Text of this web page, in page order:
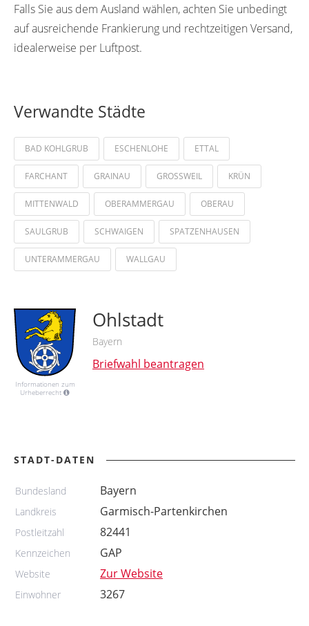
Falls Sie aus dem Ausland wählen, achten Sie unbedingt
auf ausreichende Frankierung und rechtzeitigen Versand,
idealerweise per Luftpost.
Verwandte Städte
BAD KOHLGRUB ESCHENLOHE ETTAL
FARCHANT GRAINAU GROSSWEIL KRÜN
MITTENWALD OBERAMMERGAU OBERAU
SAULGRUB SCHWAIGEN SPATZENHAUSEN
UNTERAMMERGAU WALLGAU
Informationen zum
Urheberrecht
Ohlstadt
Bayern
Briefwahl beantragen
STADT-DATEN
Bundesland Bayern
Landkreis Garmisch-Partenkirchen
Postleitzahl 82441
Kennzeichen GAP
Website Zur Website
Einwohner 3267